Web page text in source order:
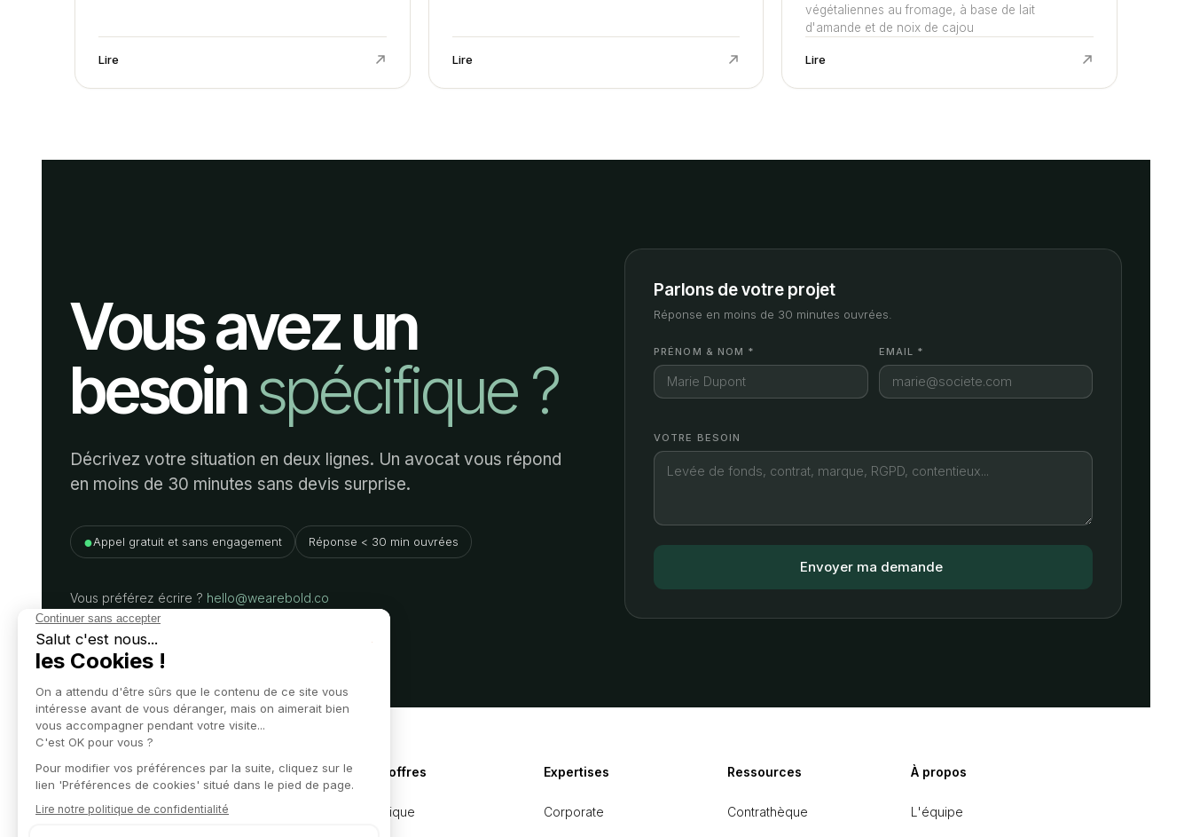
Lire Lire
végétaliennes au fromage, à base de lait
d'amande et de noix de cajou
Lire
Vous avez un
besoinspécifique ?
Décrivez votre situation en deux lignes. Un avocat vous répond
en moins de 30 minutes sans devis surprise.
●Appel gratuit et sans engagement Réponse < 30 min ouvrées
Vous préférez écrire ? hello@wearebold.co
Parlons de votre projet
Réponse en moins de 30 minutes ouvrées.
PRÉNOM & NOM * EMAIL *
VOTRE BESOIN
L'expertise d'un grand cabinet,
Nos offres
Juridique
Expertises
Corporate
Ressources
Contrathèque
À propos
L'équipe